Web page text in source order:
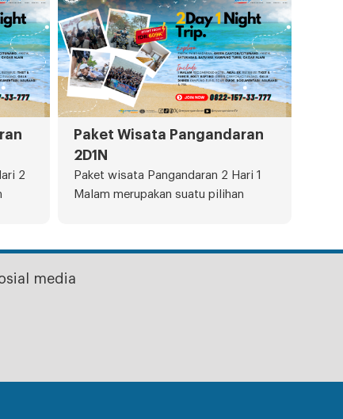
2
Paket Wisata Pangandaran
2D1N
Paket wisata Pangandaran 2 Hari 1
Malam merupakan suatu pilihan
media